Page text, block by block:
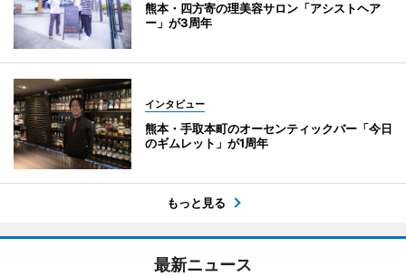
熊本・四方寄の理美容サロン「アシストヘア
ー」が3周年
インタビュー
熊本・手取本町のオーセンティックバー「今日
のギムレット」が1周年
もっと見る
最新ニュース